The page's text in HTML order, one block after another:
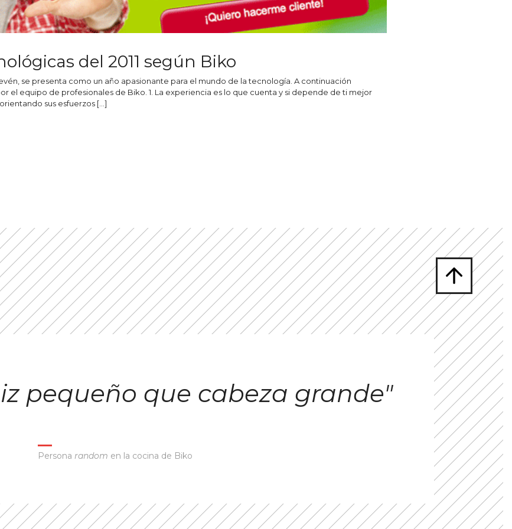
del 2011 según Biko
se presenta como un año apasionante para el mundo de la tecnología. A continuación
el equipo de profesionales de Biko. 1. La experiencia es lo que cuenta y si depende de ti mejor
sus esfuerzos […]
pequeño que cabeza grande"
Persona random en la cocina de Biko